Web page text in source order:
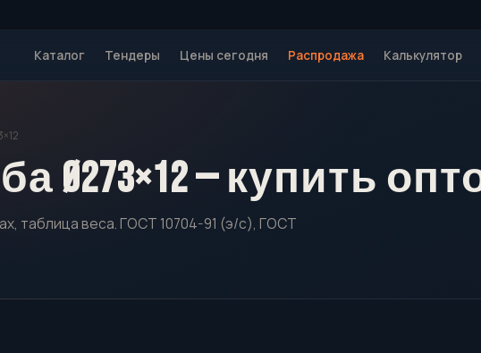
Каталог Тендеры Цены сегодня Распродажа Калькулятор
Ø273×12 — купить
таблица веса. ГОСТ 10704-91 (э/с), ГОСТ